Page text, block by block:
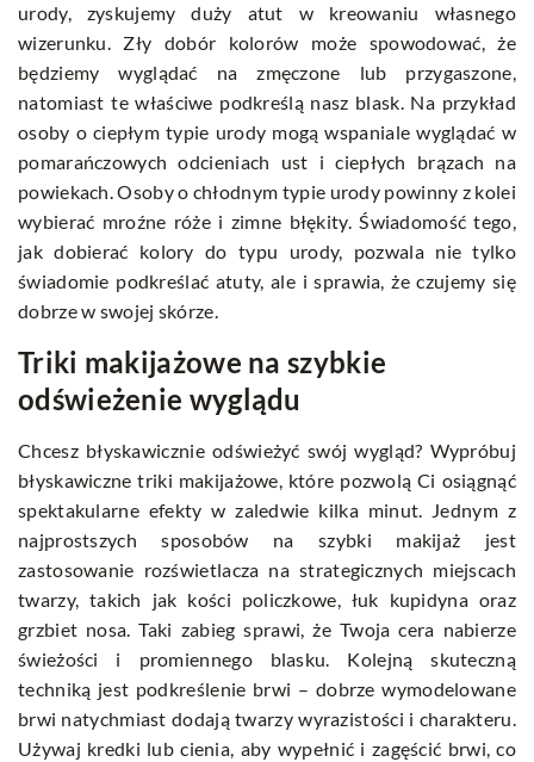
urody, zyskujemy duży atut w kreowaniu własnego
wizerunku. Zły dobór kolorów może spowodować, że
będziemy wyglądać na zmęczone lub przygaszone,
natomiast te właściwe podkreślą nasz blask. Na przykład
osoby o ciepłym typie urody mogą wspaniale wyglądać w
pomarańczowych odcieniach ust i ciepłych brązach na
powiekach. Osoby o chłodnym typie urody powinny z kolei
wybierać mroźne róże i zimne błękity. Świadomość tego,
jak dobierać kolory do typu urody, pozwala nie tylko
świadomie podkreślać atuty, ale i sprawia, że czujemy się
dobrze w swojej skórze.
Triki makijażowe na szybkie
odświeżenie wyglądu
Chcesz błyskawicznie odświeżyć swój wygląd? Wypróbuj
błyskawiczne triki makijażowe, które pozwolą Ci osiągnąć
spektakularne efekty w zaledwie kilka minut. Jednym z
najprostszych sposobów na szybki makijaż jest
zastosowanie rozświetlacza na strategicznych miejscach
twarzy, takich jak kości policzkowe, łuk kupidyna oraz
grzbiet nosa. Taki zabieg sprawi, że Twoja cera nabierze
świeżości i promiennego blasku. Kolejną skuteczną
techniką jest podkreślenie brwi – dobrze wymodelowane
brwi natychmiast dodają twarzy wyrazistości i charakteru.
Używaj kredki lub cienia, aby wypełnić i zagęścić brwi, co